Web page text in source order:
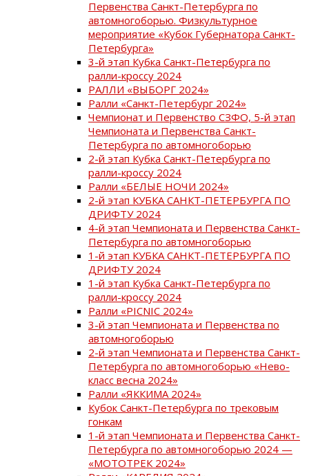
Первенства Санкт-Петербурга по
автомногоборью. Физкультурное
мероприятие «Кубок Губернатора Санкт-
Петербурга»
3-й этап Кубка Санкт-Петербурга по
ралли-кроссу 2024
РАЛЛИ «ВЫБОРГ 2024»
Ралли «Санкт-Петербург 2024»
Чемпионат и Первенство СЗФО, 5-й этап
Чемпионата и Первенства Санкт-
Петербурга по автомногоборью
2-й этап Кубка Санкт-Петербурга по
ралли-кроссу 2024
Ралли «БЕЛЫЕ НОЧИ 2024»
2-й этап КУБКА САНКТ-ПЕТЕРБУРГА ПО
ДРИФТУ 2024
4-й этап Чемпионата и Первенства Санкт-
Петербурга по автомногоборью
1-й этап КУБКА САНКТ-ПЕТЕРБУРГА ПО
ДРИФТУ 2024
1-й этап Кубка Санкт-Петербурга по
ралли-кроссу 2024
Ралли «PICNIC 2024»
3-й этап Чемпионата и Первенства по
автомногоборью
2-й этап Чемпионата и Первенства Санкт-
Петербурга по автомногоборью «Нево-
класс весна 2024»
Ралли «ЯККИМА 2024»
Кубок Санкт-Петербурга по трековым
гонкам
1-й этап Чемпионата и Первенства Санкт-
Петербурга по автомногоборью 2024 —
«МОТОТРЕК 2024»